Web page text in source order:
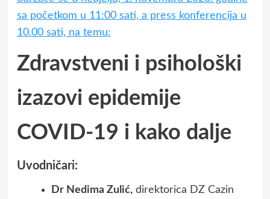
sa početkom u 11:00 sati, a press konferencija u
10.00 sati, na temu:
Zdravstveni i psihološki
izazovi epidemije
COVID-19 i kako dalje
Uvodničari:
Dr Nedima Zulić,direktorica DZ Cazin